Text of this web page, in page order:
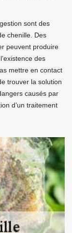
sont des
chenille. Des
peuvent produire
des
mettre en contact
trouver la solution
causés par
d’un traitement